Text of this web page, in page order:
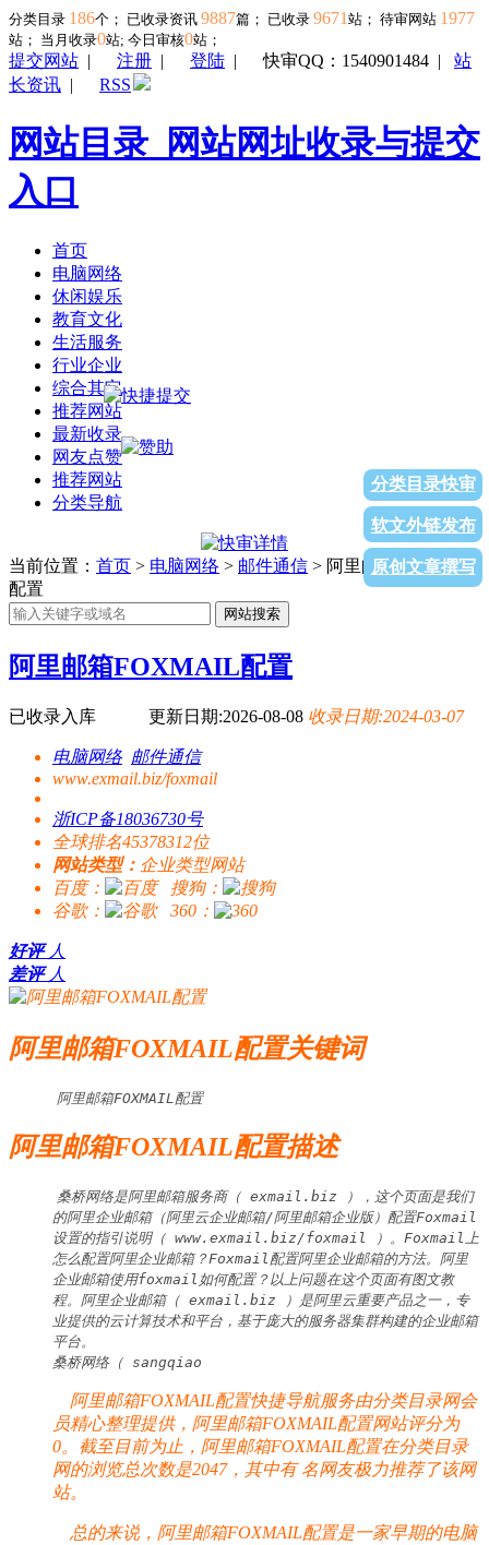
分类目录 186个； 已收录资讯 9887篇； 已收录 9671 站； 待审网站 1977
站； 当月收录0站; 今日审核0站；
提交网站 | 注册 | 登陆 |快审QQ：1540901484 | 站
长资讯 | RSS
网站目录_网站网址收录与提交
入口
首页
电脑网络
休闲娱乐
教育文化
生活服务
行业企业
综合其它
推荐网站
最新收录
网友点赞
推荐网站
分类导航
分类目录快审
软文外链发布
原创文章撰写
当前位置： 首页 > 电脑网络 > 邮件通信 > 阿里邮箱FOXMAIL
配置
网站搜索
阿里邮箱FOXMAIL配置
已收录入库 更新日期:2026-08-08 收录日期:2024-03-07
电脑网络 邮件通信
www.exmail.biz/foxmail
浙ICP备18036730号
全球排名45378312位
网站类型： 企业类型网站
百度：
搜狗：
谷歌：
360：
好评 人
差评 人
阿里邮箱FOXMAIL配置关键词
阿里邮箱FOXMAIL配置
阿里邮箱FOXMAIL配置描述
桑桥网络是阿里邮箱服务商（ exmail.biz ），这个页面是我们
的阿里企业邮箱（阿里云企业邮箱/阿里邮箱企业版）配置Foxmail
设置的指引说明（ www.exmail.biz/foxmail ）。Foxmail上
怎么配置阿里企业邮箱？Foxmail配置阿里企业邮箱的方法。阿里
企业邮箱使用foxmail如何配置？以上问题在这个页面有图文教
程。阿里企业邮箱（ exmail.biz ）是阿里云重要产品之一，专
业提供的云计算技术和平台，基于庞大的服务器集群构建的企业邮箱
平台。
桑桥网络（ sangqiao
阿里邮箱FOXMAIL配置快捷导航服务由分类目录网会
员精心整理提供，阿里邮箱FOXMAIL配置网站评分为
0。截至目前为止，阿里邮箱FOXMAIL配置在分类目录
网的浏览总次数是2047，其中有名网友极力推荐了该网
站。
总的来说，阿里邮箱FOXMAIL配置是一家早期的电脑